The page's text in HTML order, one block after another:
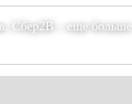
Сбер2В – еще больше